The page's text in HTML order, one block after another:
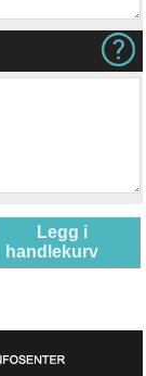
Legg i
handlekurv